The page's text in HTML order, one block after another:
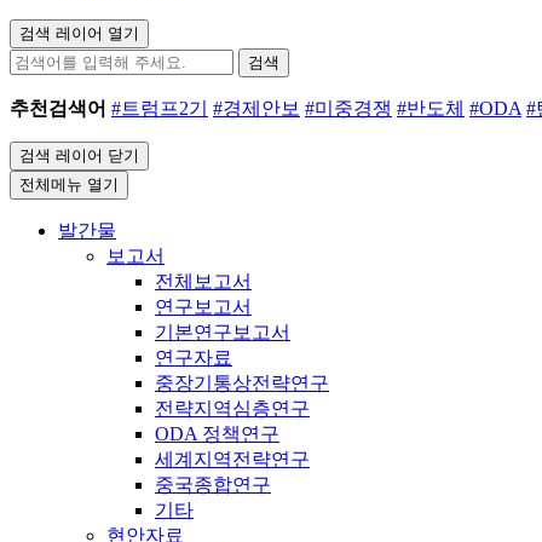
검색 레이어 열기
검색
추천검색어 #트럼프2기 #경제안보 #미중경쟁 #반도체 #ODA #
검색 레이어 닫기
전체메뉴 열기
발간물
보고서
전체보고서
연구보고서
기본연구보고서
연구자료
중장기통상전략연구
전략지역심층연구
ODA 정책연구
세계지역전략연구
중국종합연구
기타
현안자료